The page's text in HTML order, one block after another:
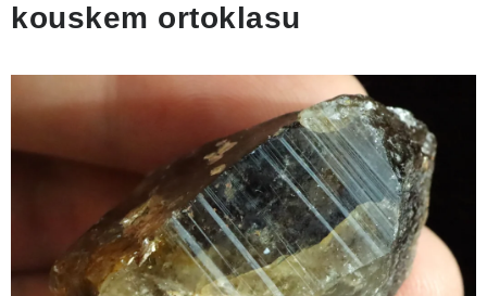
BROUŠENÉ
SLEVY
kouskem ortoklasu